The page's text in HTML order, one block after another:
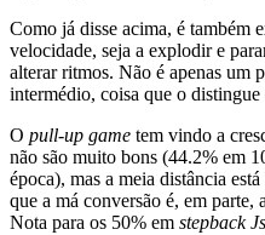
Como já disse acima, é também
velocidade, seja a explodir e
alterar ritmos. Não é apenas um
intermédio, coisa que o distingue
O pull-up game tem vindo a
não são muito bons (44.2% em
época), mas a meia distância
que a má conversão é, em parte,
Nota para os 50% em stepback Js